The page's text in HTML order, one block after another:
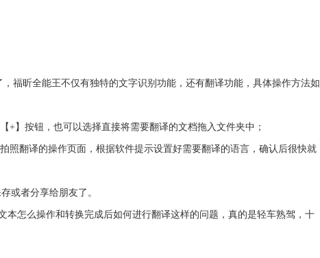
昕全能王不仅有独特的文字识别功能，还有翻译功能，具体操作方法如
按钮，也可以选择直接将需要翻译的文档拖入文件夹中；
译的操作页面，根据软件提示设置好需要翻译的语言，确认后很快就
者分享给朋友了。
么操作和转换完成后如何进行翻译这样的问题，真的是轻车熟驾，十